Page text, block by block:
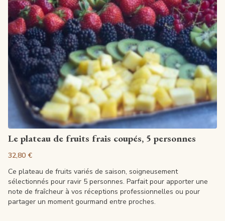
Voir la fiche
Le plateau de fruits frais coupés, 5 personnes
32,80 €
Ce plateau de fruits variés de saison, soigneusement
sélectionnés pour ravir 5 personnes. Parfait pour apporter une
note de fraîcheur à vos réceptions professionnelles ou pour
partager un moment gourmand entre proches.